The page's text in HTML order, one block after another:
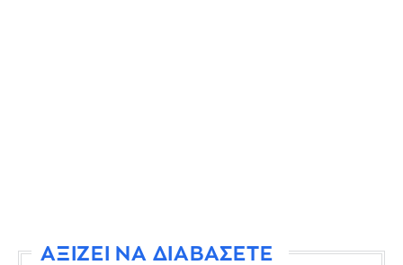
ΑΞΙΖΕΙ ΝΑ ΔΙΑΒΑΣΕΤΕ